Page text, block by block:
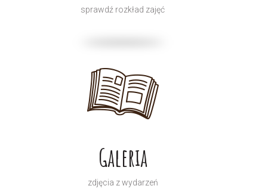
sprawdź rozkład zajęć
Galeria
zdjęcia z wydarzeń